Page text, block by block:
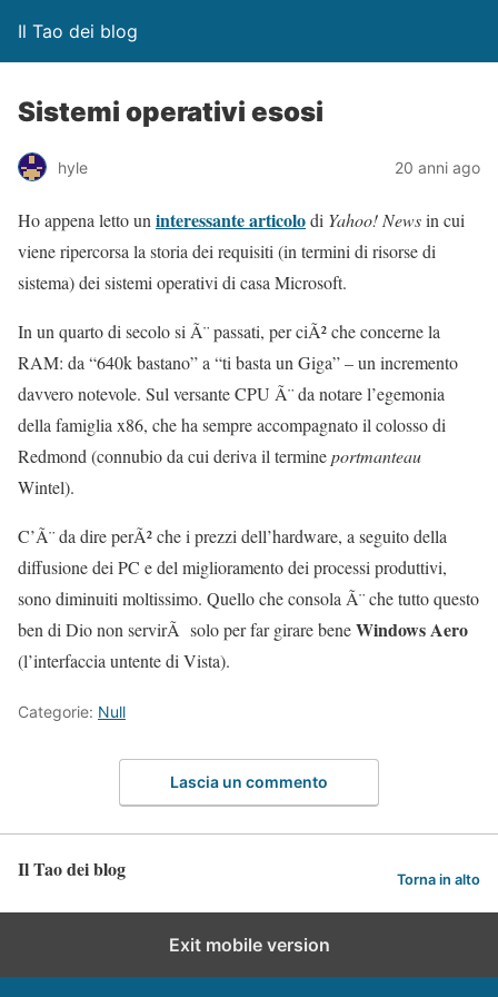
Il Tao dei blog
Sistemi operativi esosi
hyle 20 anni ago
Ho appena letto un interessante articolodi Yahoo! Newsin cui
viene ripercorsa la storia dei requisiti (in termini di risorse di
sistema) dei sistemi operativi di casa Microsoft.
In un quarto di secolo si Ã¨ passati, per ciÃ² che concerne la
RAM: da “640k bastano” a “ti basta un Giga” – un incremento
davvero notevole. Sul versante CPU Ã¨ da notare l’egemonia
della famiglia x86, che ha sempre accompagnato il colosso di
Redmond (connubio da cui deriva il termineportmanteau
Wintel).
C’Ã¨ da dire perÃ² che i prezzi dell’hardware, a seguito della
diffusione dei PC e del miglioramento dei processi produttivi,
sono diminuiti moltissimo. Quello che consola Ã¨ che tutto questo
ben di Dio non servirÃ solo per far girare beneWindows Aero
(l’interfaccia untente di Vista).
Categorie: Null
Lascia un commento
Il Tao dei blog Torna in alto
Exit mobile version